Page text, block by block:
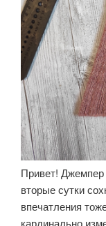
Привет! Джемпер
вторые сутки
впечатления
кардинально